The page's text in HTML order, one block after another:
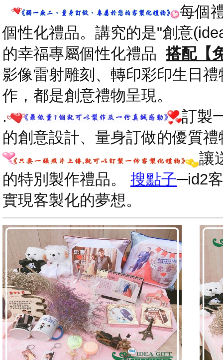
每個
個性化禮品。講究的是"創意
的幸福專屬個性化禮品搭配【
影像雷射雕刻、轉印彩印生日禮
作，都是創意禮物呈現。
.
訂製
的創意設計、量身訂做的優質禮
讓
的特別製作禮品。 搜點子─id2
實現客製化的夢想。